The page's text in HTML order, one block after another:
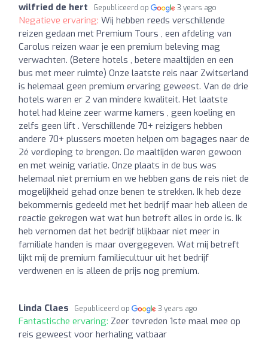
wilfried de hert Gepubliceerd op 3 years ago
Negatieve ervaring: Wij hebben reeds verschillende
reizen gedaan met Premium Tours , een afdeling van
Carolus reizen waar je een premium beleving mag
verwachten. (Betere hotels , betere maaltijden en een
bus met meer ruimte) Onze laatste reis naar Zwitserland
is helemaal geen premium ervaring geweest. Van de drie
hotels waren er 2 van mindere kwaliteit. Het laatste
hotel had kleine zeer warme kamers , geen koeling en
zelfs geen lift . Verschillende 70+ reizigers hebben
andere 70+ plussers moeten helpen om bagages naar de
2é verdieping te brengen. De maaltijden waren gewoon
en met weinig variatie. Onze plaats in de bus was
helemaal niet premium en we hebben gans de reis niet de
mogelijkheid gehad onze benen te strekken. Ik heb deze
bekommernis gedeeld met het bedrijf maar heb alleen de
reactie gekregen wat wat hun betreft alles in orde is. Ik
heb vernomen dat het bedrijf blijkbaar niet meer in
familiale handen is maar overgegeven. Wat mij betreft
lijkt mij de premium familiecultuur uit het bedrijf
verdwenen en is alleen de prijs nog premium.
Linda Claes Gepubliceerd op 3 years ago
Fantastische ervaring: Zeer tevreden 1ste maal mee op
reis geweest voor herhaling vatbaar